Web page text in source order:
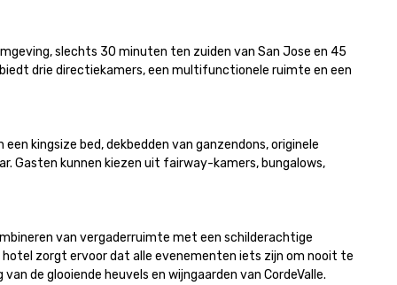
slechts 30 minuten ten zuiden van San Jose en 45
drie directiekamers, een multifunctionele ruimte en een
kingsize bed, dekbedden van ganzendons, originele
Gasten kunnen kiezen uit fairway-kamers, bungalows,
van vergaderruimte met een schilderachtige
zorgt ervoor dat alle evenementen iets zijn om nooit te
de glooiende heuvels en wijngaarden van CordeValle.